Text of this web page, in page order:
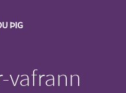
ÞIG
vafrann